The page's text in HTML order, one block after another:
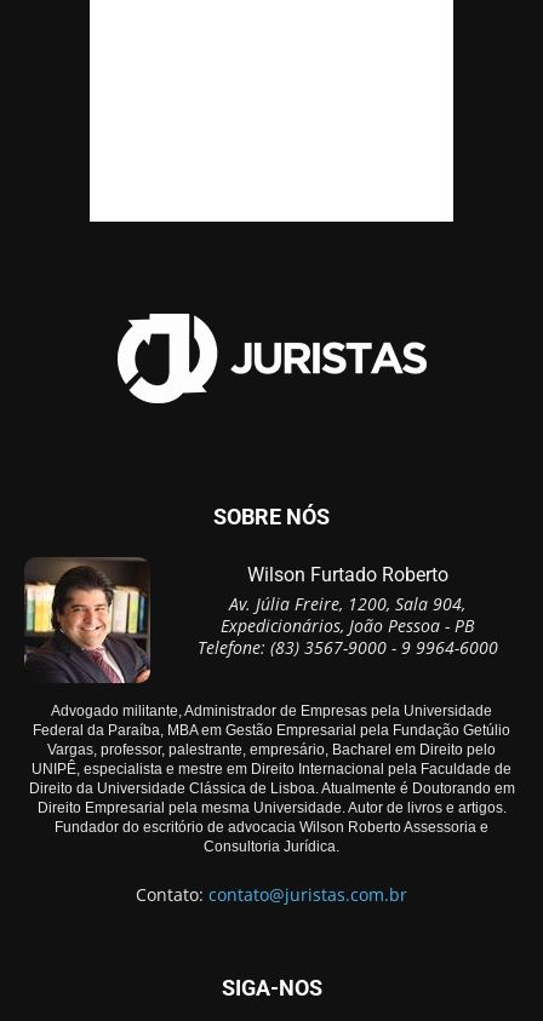
SOBRE NÓS
Wilson Furtado Roberto
Av. Júlia Freire, 1200, Sala 904,
Expedicionários, João Pessoa - PB
Telefone: (83) 3567-9000 - 9 9964-6000
Advogado militante, Administrador de Empresas pela Universidade
Federal da Paraíba, MBA em Gestão Empresarial pela Fundação Getúlio
Vargas, professor, palestrante, empresário, Bacharel em Direito pelo
UNIPÊ, especialista e mestre em Direito Internacional pela Faculdade de
Direito da Universidade Clássica de Lisboa. Atualmente é Doutorando em
Direito Empresarial pela mesma Universidade. Autor de livros e artigos.
Fundador do escritório de advocacia Wilson Roberto Assessoria e
Consultoria Jurídica.
Contato: contato@juristas.com.br
SIGA-NOS